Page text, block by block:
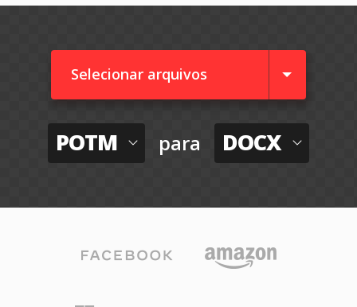
Selecionar arquivos
POTM para DOCX